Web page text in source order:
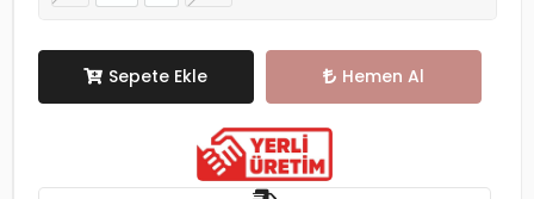
Sepete Ekle Hemen Al